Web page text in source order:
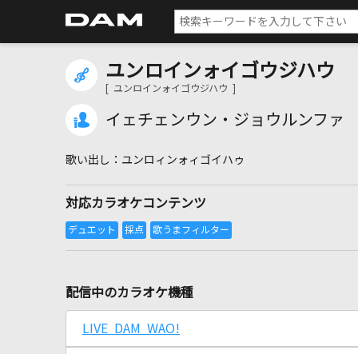
ユンロインォイゴウジハウ
[ ユンロインォイゴウジハウ ]
イェチェンウン・ジョウルンファ
ユンロィンォィゴイハゥ
対応カラオケコンテンツ
配信中のカラオケ機種
LIVE DAM WAO!